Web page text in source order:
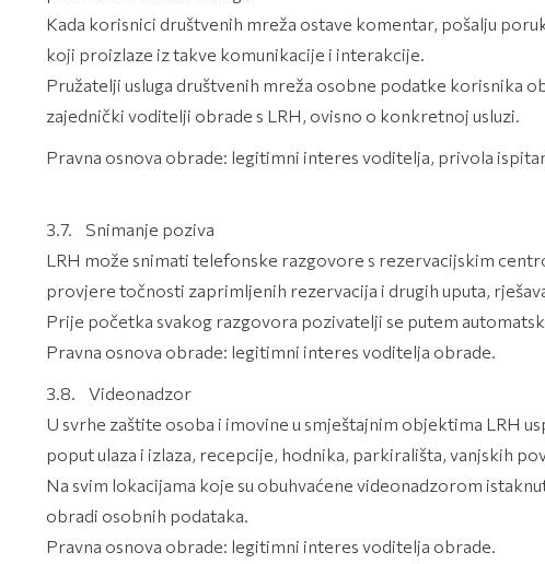
Kada korisnici društvenih mreža ostave komentar, pošalju
koji proizlaze iz takve komunikacije i interakcije.
Pružatelji usluga društvenih mreža osobne podatke korisnika
zajednički voditelji obrade s LRH, ovisno o konkretnoj usluzi.
Pravna osnova obrade: legitimni interes voditelja, privola
3.7. Snimanje poziva
LRH može snimati telefonske razgovore s rezervacijskim
provjere točnosti zaprimljenih rezervacija i drugih uputa,
Prije početka svakog razgovora pozivatelji se putem
Pravna osnova obrade: legitimni interes voditelja obrade.
3.8. Videonadzor
U svrhe zaštite osoba i imovine u smještajnim objektima LRH
poput ulaza i izlaza, recepcije, hodnika, parkirališta, vanjskih
Na svim lokacijama koje su obuhvaćene videonadzorom
obradi osobnih podataka.
Pravna osnova obrade: legitimni interes voditelja obrade.